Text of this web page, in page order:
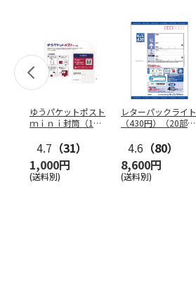
ゆうパケットポスト
ｍｉｎｉ封筒（1個
4.7 （31）
1,000円
(送料別)
レターパックライト
（430円）（20部セ
4.6 （80）
8,600円
(送料別)